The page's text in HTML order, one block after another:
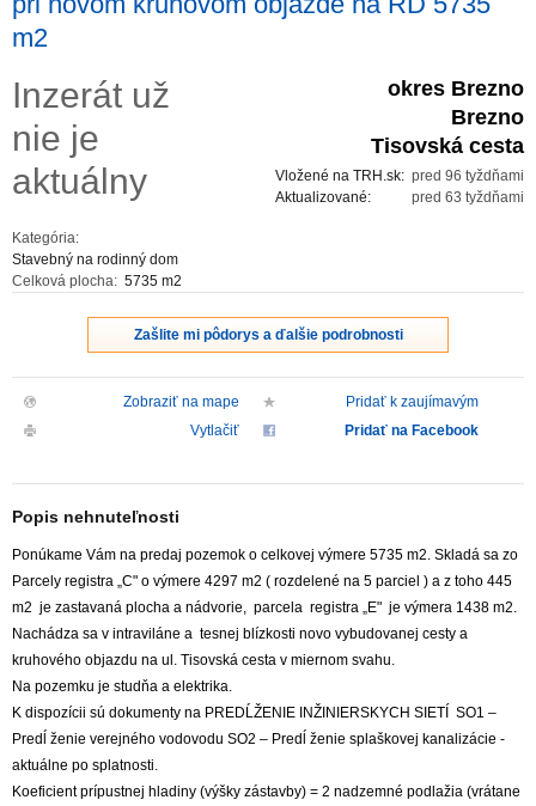
ZVÝRAZNENIE REALITNÝCH INZERÁTOV
REKLAMA
KONTAKT
m2
Inzerát už
nie je
aktuálny
Kategória:
Stavebný na rodinný dom
Celková plocha: 5735 m2
okres Brezno
Brezno
Tisovská cesta
pred 96 tyždňami
Vložené na TRH.sk:
pred 63 tyždňami
Aktualizované:
Zašlite mi pôdorys a ďalšie podrobnosti
Zobraziť na mape
Pridať k zaujímavým
Vytlačiť
Pridať na Facebook
Popis nehnuteľnosti
Ponúkame Vám na predaj pozemok o celkovej výmere 5735 m2. Skladá sa zo
Parcely registra „C" o výmere 4297 m2 ( rozdelené na 5 parciel ) a z toho 445
m2 je zastavaná plocha a nádvorie, parcela registra „E" je výmera 1438 m2.
Nachádza sa v intraviláne a tesnej blízkosti novo vybudovanej cesty a
kruhového objazdu na ul. Tisovská cesta v miernom svahu.
Na pozemku je studňa a elektrika.
K dispozícii sú dokumenty na PREDĹŽENIE INŽINIERSKYCH SIETÍ SO1 –
Predĺ ženie verejného vodovodu SO2 – Predĺ ženie splaškovej kanalizácie -
aktuálne po splatnosti.
Koeficient prípustnej hladiny (výšky zástavby) = 2 nadzemné podlažia (vrátane